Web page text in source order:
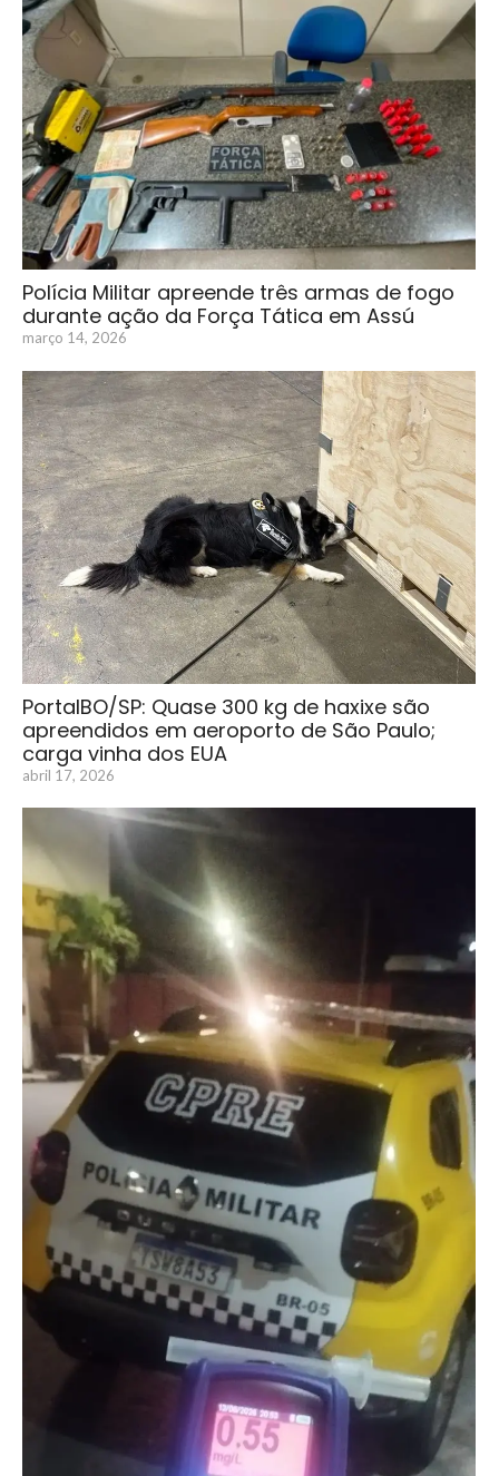
Polícia Militar apreende três armas de fogo
durante ação da Força Tática em Assú
março 14, 2026
PortalBO/SP: Quase 300 kg de haxixe são
apreendidos em aeroporto de São Paulo;
carga vinha dos EUA
abril 17, 2026